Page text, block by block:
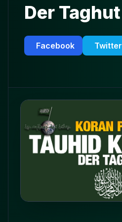
Der Taghut
Facebook Twitter